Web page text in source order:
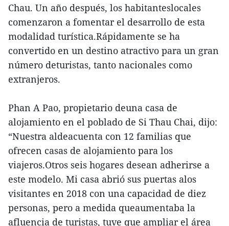
Chau. Un año después, los habitanteslocales
comenzaron a fomentar el desarrollo de esta
modalidad turística.Rápidamente se ha
convertido en un destino atractivo para un gran
número deturistas, tanto nacionales como
extranjeros.
Phan A Pao, propietario deuna casa de
alojamiento en el poblado de Si Thau Chai, dijo:
“Nuestra aldeacuenta con 12 familias que
ofrecen casas de alojamiento para los
viajeros.Otros seis hogares desean adherirse a
este modelo. Mi casa abrió sus puertas alos
visitantes en 2018 con una capacidad de diez
personas, pero a medida queaumentaba la
afluencia de turistas, tuve que ampliar el área